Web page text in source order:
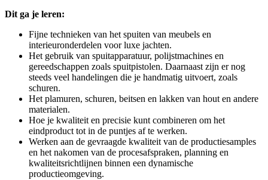
Dit ga je leren:
Fijne technieken van het spuiten van meubels en
interieuronderdelen voor luxe jachten.
Het gebruik van spuitapparatuur, polijstmachines en
gereedschappen zoals spuitpistolen. Daarnaast zijn er nog
steeds veel handelingen die je handmatig uitvoert, zoals
schuren.
Het plamuren, schuren, beitsen en lakken van hout en andere
materialen.
Hoe je kwaliteit en precisie kunt combineren om het
eindproduct tot in de puntjes af te werken.
Werken aan de gevraagde kwaliteit van de productiesamples
en het nakomen van de procesafspraken, planning en
kwaliteitsrichtlijnen binnen een dynamische
productieomgeving.